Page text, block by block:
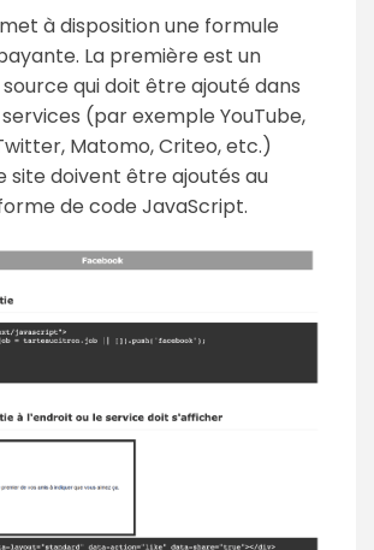
met à disposition une formule
La première est un
qui doit être ajouté dans
services (par exemple YouTube,
Matomo, Criteo, etc.)
site doivent être ajoutés au
de code JavaScript.